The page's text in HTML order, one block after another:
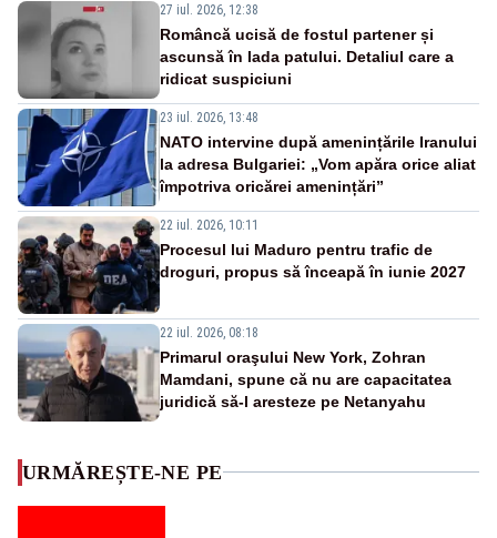
27 iul. 2026, 12:38
Româncă ucisă de fostul partener și
ascunsă în lada patului. Detaliul care a
ridicat suspiciuni
23 iul. 2026, 13:48
NATO intervine după amenințările Iranului
la adresa Bulgariei: „Vom apăra orice aliat
împotriva oricărei amenințări”
22 iul. 2026, 10:11
Procesul lui Maduro pentru trafic de
droguri, propus să înceapă în iunie 2027
22 iul. 2026, 08:18
Primarul oraşului New York, Zohran
Mamdani, spune că nu are capacitatea
juridică să-l aresteze pe Netanyahu
URMĂREȘTE-NE PE